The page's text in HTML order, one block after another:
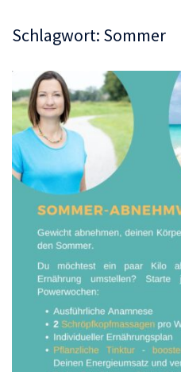
Schlagwort: Sommer